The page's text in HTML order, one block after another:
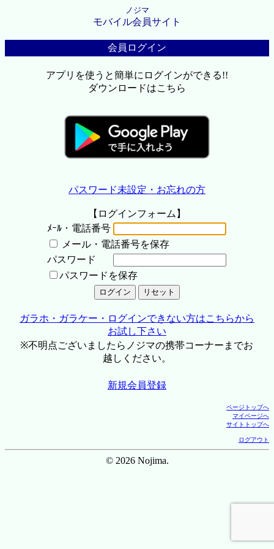
ノジマ
モバイル会員サイト
会員ログイン
アプリを使うと簡単にログインができる!!
ダウンロードはこちら
パスワード未設定・お忘れの方
【ログインフォーム】
ﾒｰﾙ・電話番号
メール・電話番号を保存
パスワード
パスワードを保存
ガラホ・ガラケー・ログインできない方はこちらから
お試し下さい
※不明点ございましたらノジマの携帯コーナーまでお
越しください。
新規会員登録
ページトップへ
マイページへ
サイトトップへ
ログアウト
© 2026 Nojima.